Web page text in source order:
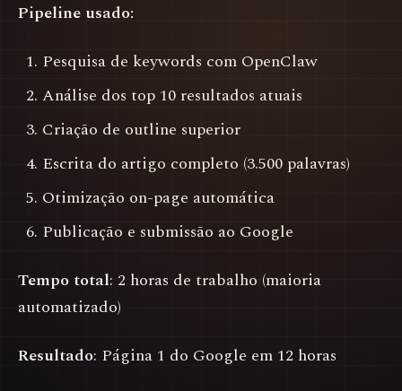
Pipeline usado:
Pesquisa de keywords com OpenClaw
Análise dos top 10 resultados atuais
Criação de outline superior
Escrita do artigo completo (3.500 palavras)
Otimização on-page automática
Publicação e submissão ao Google
Tempo total: 2 horas de trabalho (maioria
automatizado)
Resultado: Página 1 do Google em 12 horas